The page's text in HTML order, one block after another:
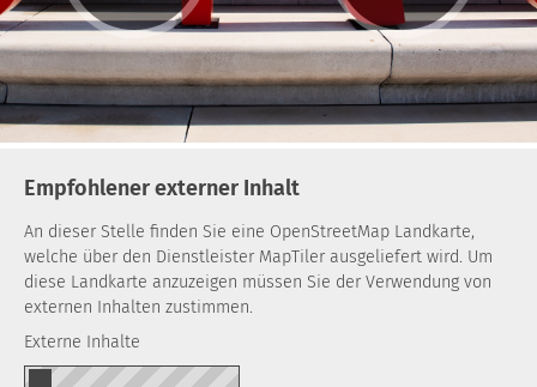
Empfohlener externer Inhalt
An dieser Stelle finden Sie eine OpenStreetMap Landkarte,
welche über den Dienstleister MapTiler ausgeliefert wird. Um
diese Landkarte anzuzeigen müssen Sie der Verwendung von
externen Inhalten zustimmen.
Externe Inhalte